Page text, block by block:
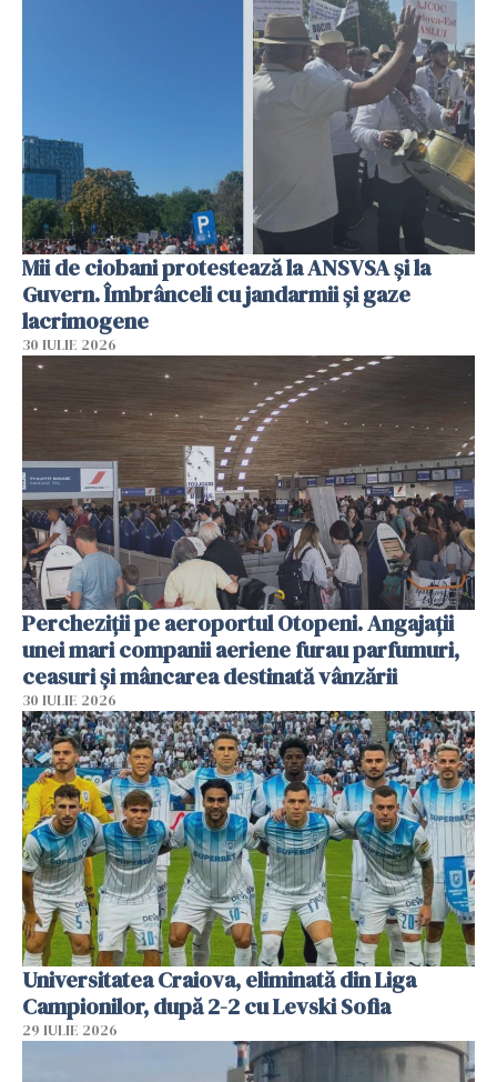
Mii de ciobani protestează la ANSVSA și la
Guvern. Îmbrânceli cu jandarmii și gaze
lacrimogene
30 IULIE 2026
Percheziții pe aeroportul Otopeni. Angajații
unei mari companii aeriene furau parfumuri,
ceasuri și mâncarea destinată vânzării
30 IULIE 2026
Universitatea Craiova, eliminată din Liga
Campionilor, după 2-2 cu Levski Sofia
29 IULIE 2026